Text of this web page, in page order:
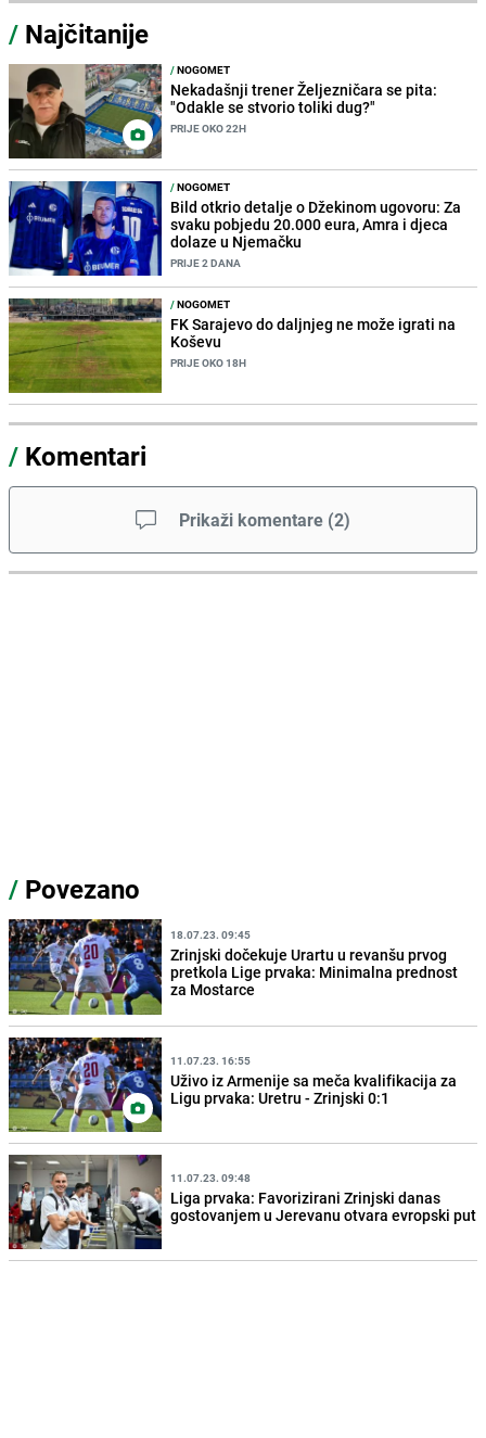
/ Najčitanije
/NOGOMET
Nekadašnji trener Željezničara se pita:
"Odakle se stvorio toliki dug?"
PRIJE OKO 22H
/NOGOMET
Bild otkrio detalje o Džekinom ugovoru: Za
svaku pobjedu 20.000 eura, Amra i djeca
dolaze u Njemačku
PRIJE 2 DANA
/NOGOMET
FK Sarajevo do daljnjeg ne može igrati na
Koševu
PRIJE OKO 18H
/ Komentari
Prikaži komentare (2)
/ Povezano
18.07.23. 09:45
Zrinjski dočekuje Urartu u revanšu prvog
pretkola Lige prvaka: Minimalna prednost
za Mostarce
11.07.23. 16:55
Uživo iz Armenije sa meča kvalifikacija za
Ligu prvaka: Uretru - Zrinjski 0:1
11.07.23. 09:48
Liga prvaka: Favorizirani Zrinjski danas
gostovanjem u Jerevanu otvara evropski put